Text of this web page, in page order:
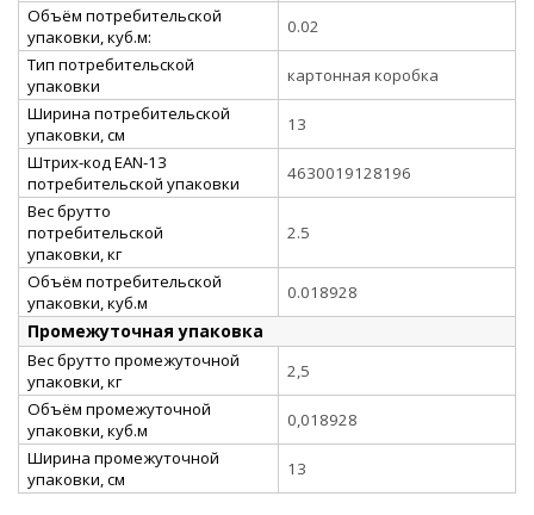
Объём потребительской
упаковки, куб.м:
0.02
Тип потребительской
упаковки
картонная коробка
Ширина потребительской
упаковки, см
13
Штрих-код EAN-13
потребительской упаковки
4630019128196
Вес брутто
потребительской
упаковки, кг
2.5
Объём потребительской
упаковки, куб.м
0.018928
Промежуточная упаковка
Вес брутто промежуточной
упаковки, кг
2,5
Объём промежуточной
упаковки, куб.м
0,018928
Ширина промежуточной
упаковки, см
13